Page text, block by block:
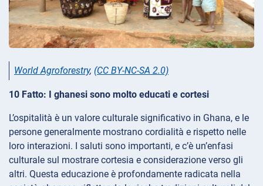
World Agroforestry, (CC BY-NC-SA 2.0)
10 Fatto: I ghanesi sono molto educati e cortesi
L’ospitalità è un valore culturale significativo in Ghana, e le
persone generalmente mostrano cordialità e rispetto nelle
loro interazioni. I saluti sono importanti, e c’è un’enfasi
culturale sul mostrare cortesia e considerazione verso gli
altri. Questa educazione è profondamente radicata nella